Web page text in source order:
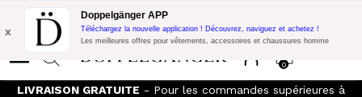
Promo Flash: 10% de réduction supplémentaire sur 300€ d'achat
avec le code:
0
x
Doppelgänger APP
Téléchargez la nouvelle application ! Découvrez, naviguez et achetez !
Les meilleures offres pour vêtements, accessoires et chaussures homme
LIVRAISON GRATUITE - Pour les commandes supérieures à